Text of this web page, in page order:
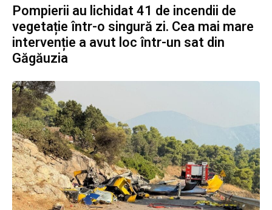
Pompierii au lichidat 41 de incendii de
vegetație într-o singură zi. Cea mai mare
intervenție a avut loc într-un sat din
Găgăuzia